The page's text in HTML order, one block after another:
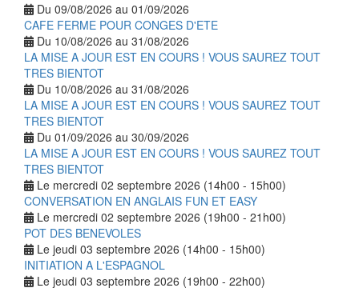
Du 09/08/2026 au 01/09/2026
CAFE FERME POUR CONGES D'ETE
Du 10/08/2026 au 31/08/2026
LA MISE A JOUR EST EN COURS ! VOUS SAUREZ TOUT
TRES BIENTOT
Du 10/08/2026 au 31/08/2026
LA MISE A JOUR EST EN COURS ! VOUS SAUREZ TOUT
TRES BIENTOT
Du 01/09/2026 au 30/09/2026
LA MISE A JOUR EST EN COURS ! VOUS SAUREZ TOUT
TRES BIENTOT
Le mercredi 02 septembre 2026 (14h00 - 15h00)
CONVERSATION EN ANGLAIS FUN ET EASY
Le mercredi 02 septembre 2026 (19h00 - 21h00)
POT DES BENEVOLES
Le jeudi 03 septembre 2026 (14h00 - 15h00)
INITIATION A L'ESPAGNOL
Le jeudi 03 septembre 2026 (19h00 - 22h00)